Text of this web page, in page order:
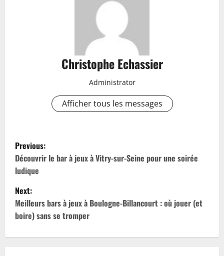
Christophe Echassier
Administrator
Afficher tous les messages
P
o
s
t
n
Previous:
Découvrir le bar à jeux à Vitry-sur-Seine pour une soirée
ludique
Next:
Meilleurs bars à jeux à Boulogne-Billancourt : où jouer (et
boire) sans se tromper